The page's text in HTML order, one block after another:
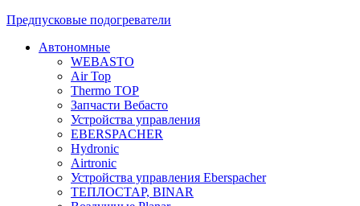
Предпусковые подогреватели
Автономные
WEBASTO
Air Top
Thermo TOP
Запчасти Вебасто
Устройства управления
EBERSPACHER
Hydronic
Airtronic
Устройства управления Eberspacher
ТЕПЛОСТАР, BINAR